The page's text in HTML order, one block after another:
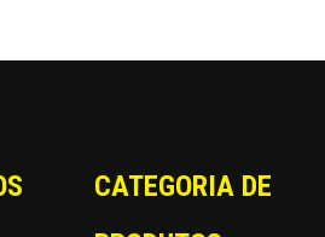
CATEGORIA DE